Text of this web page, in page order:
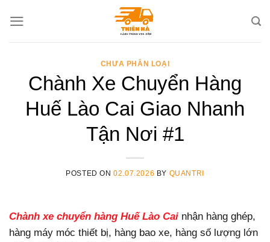
CHƯA PHÂN LOẠI
Chành Xe Chuyển Hàng
Huế Lào Cai Giao Nhanh
Tận Nơi #1
POSTED ON02.07.2026 BY QUANTRI
Chành xe chuyển hàng Huế Lào Cai nhận hàng ghép,
hàng máy móc thiết bị, hàng bao xe, hàng số lượng lớn